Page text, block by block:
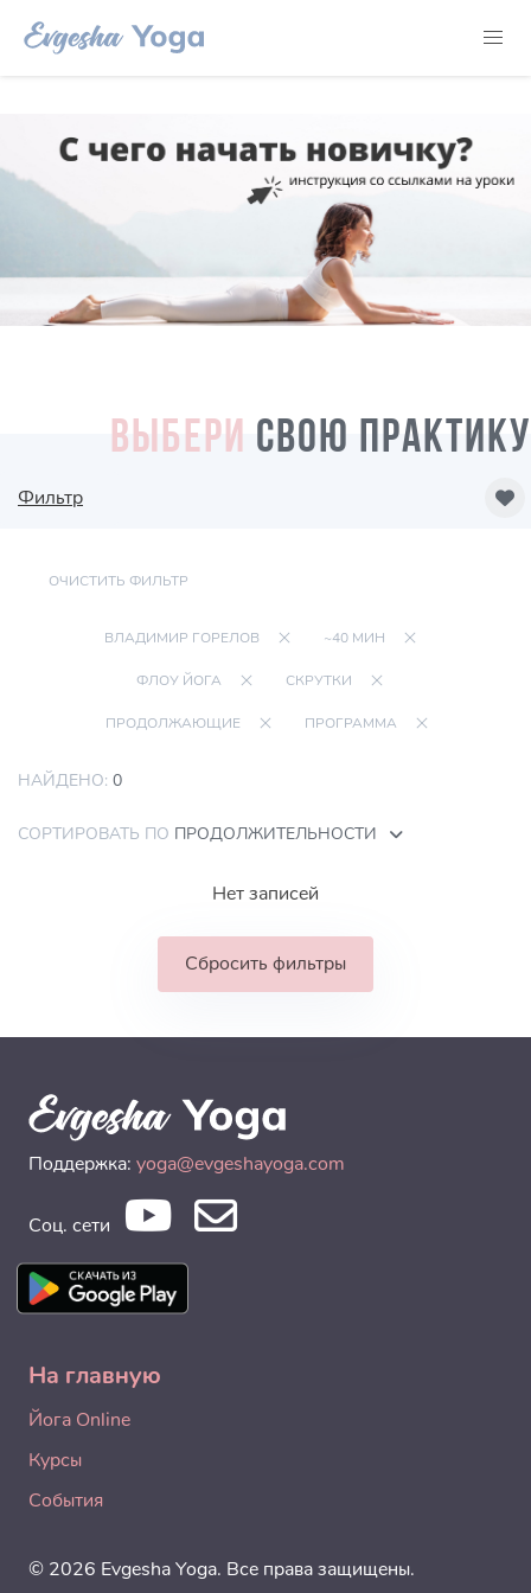
ВЫБЕРИ СВОЮ ПРАКТИКУ
Фильтр
ОЧИСТИТЬ ФИЛЬТР
ВЛАДИМИР ГОРЕЛОВ ~40 МИН
ФЛОУ ЙОГА СКРУТКИ
ПРОДОЛЖАЮЩИЕ ПРОГРАММА
НАЙДЕНО: 0
СОРТИРОВАТЬ ПО ПРОДОЛЖИТЕЛЬНОСТИ
Нет записей
Сбросить фильтры
Поддержка: yoga@evgeshayoga.com
Соц. сети
На главную
Йога Online
Курсы
События
© 2026 Evgesha Yoga. Все права защищены.